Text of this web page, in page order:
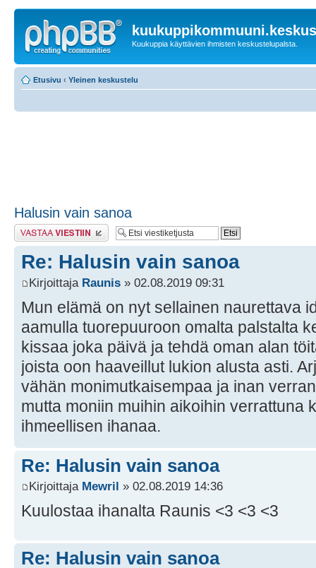
Kuukuppia käyttävien ihmisten keskustelupalsta.
Etusivu ‹ Yleinen keskustelu
Halusin vain sanoa
Lähetä vastaus
Re: Halusin vain sanoa
Kirjoittaja Raunis » 02.08.2019 09:31
Mun elämä on nyt sellainen naurettava
aamulla tuorepuuroon omalta palstalta
kissaa joka päivä ja tehdä oman alan
joista oon haaveillut lukion alusta asti.
vähän monimutkaisempaa ja inan
mutta moniin muihin aikoihin verrattuna
ihmeellisen ihanaa.
Re: Halusin vain sanoa
Kirjoittaja Mewril » 02.08.2019 14:36
Kuulostaa ihanalta Raunis <3 <3 <3
Re: Halusin vain sanoa